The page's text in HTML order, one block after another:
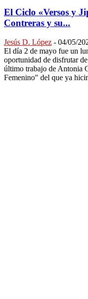
El Ciclo «Versos y
Contreras y su...
Jesús D. López - 04/05/
El día 2 de mayo fue un
oportunidad de disfrutar
último trabajo de Antonia
Femenino" del que ya